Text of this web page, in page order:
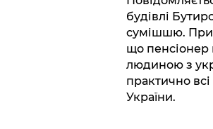
будівлі
сумішшю. При
що пенсіонер
людиною з
практично
України.